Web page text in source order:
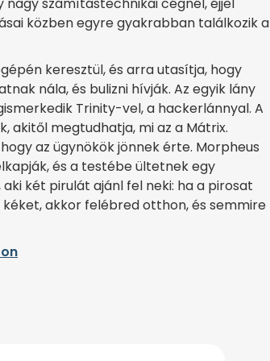
számítástechnikai cégnél, éjjel
közben egyre gyakrabban találkozik a
keresztül, és arra utasítja, hogy
nála, és bulizni hívják. Az egyik lány
Trinity-vel, a hackerlánnyal. A
akitől megtudhatja, mi az a Mátrix.
az ügynökök jönnek érte. Morpheus
és a testébe ültetnek egy
két pirulát ajánl fel neki: ha a pirosat
akkor felébred otthon, és semmire